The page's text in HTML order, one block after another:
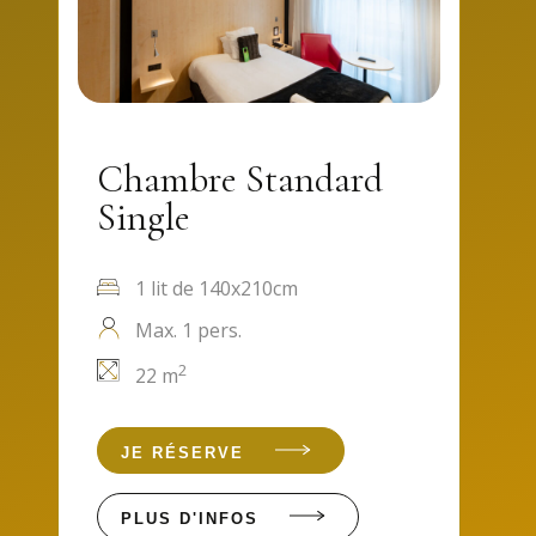
Chambre Standard
Single
1 lit de 140x210cm
Max. 1 pers.
22 m2
JE RÉSERVE
PLUS D'INFOS